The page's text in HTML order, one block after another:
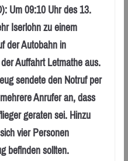
Um 09:10 Uhr des 13.
Iserlohn zu einem
der Autobahn in
Auffahrt Letmathe aus.
sendete den Notruf per
Anrufer an, dass
geraten sei. Hinzu
vier Personen
befinden sollten.